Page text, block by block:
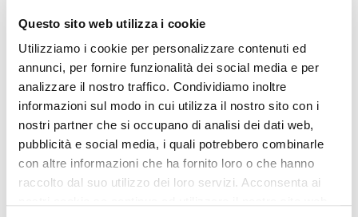
Questo sito web utilizza i cookie
Utilizziamo i cookie per personalizzare contenuti ed
annunci, per fornire funzionalità dei social media e per
analizzare il nostro traffico. Condividiamo inoltre
informazioni sul modo in cui utilizza il nostro sito con i
nostri partner che si occupano di analisi dei dati web,
pubblicità e social media, i quali potrebbero combinarle
con altre informazioni che ha fornito loro o che hanno
raccolto dal suo utilizzo dei loro servizi. Acconsenta ai
umhängetasche mit klappe
vorderseite tan
-60%
umhängetasche mit klappe
vorderseite nude